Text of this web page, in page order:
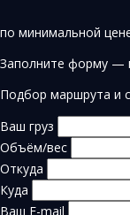
по минимальной
Заполните форму —
Подбор маршрута и
Ваш груз
Объём/вес
Откуда
Куда
Ваш E-mail